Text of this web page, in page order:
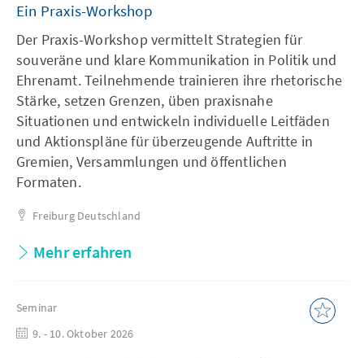
Ein Praxis-Workshop
Der Praxis-Workshop vermittelt Strategien für
souveräne und klare Kommunikation in Politik und
Ehrenamt. Teilnehmende trainieren ihre rhetorische
Stärke, setzen Grenzen, üben praxisnahe
Situationen und entwickeln individuelle Leitfäden
und Aktionspläne für überzeugende Auftritte in
Gremien, Versammlungen und öffentlichen
Formaten.
Freiburg Deutschland
Mehr erfahren
Seminar
9. - 10. Oktober 2026